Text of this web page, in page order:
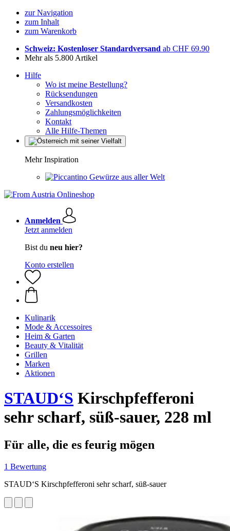
zur Navigation
zum Inhalt
zum Warenkorb
Schweiz: Kostenloser Standardversand ab CHF 69.90
Mehr als 5.800 Artikel
Hilfe
Wo ist meine Bestellung?
Rücksendungen
Versandkosten
Zahlungsmöglichkeiten
Kontakt
Alle Hilfe-Themen
Mehr Inspiration
Gewürze aus aller Welt
Anmelden
Jetzt anmelden
Bist du neu hier?
Konto erstellen
Kulinarik
Mode & Accessoires
Heim & Garten
Beauty & Vitalität
Grillen
Marken
Aktionen
STAUD‘S Kirschpfefferoni
sehr scharf, süß-sauer, 228 ml
Für alle, die es feurig mögen
1 Bewertung
STAUD‘S Kirschpfefferoni sehr scharf, süß-sauer